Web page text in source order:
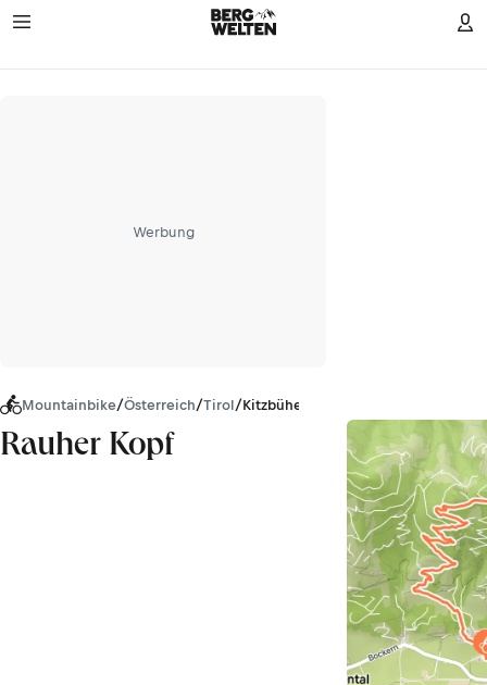
Werbung
Mountainbike/Österreich/Tirol/Kitzbüheler Alpen
Rauher Kopf